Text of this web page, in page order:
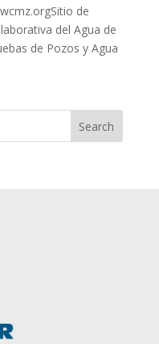
de
del Agua de
de Pozos y Agua
Search